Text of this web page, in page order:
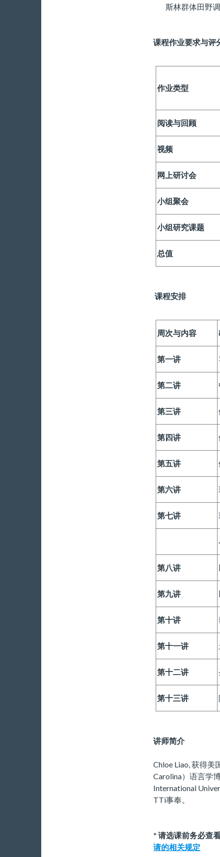
斯林群体田野
课程作业要求与评
作业类型
阅读与回顾
视频
网上研讨会
小组聚会
小组研究课题
总值
课程安排
周次与内容
第一讲
第二讲
第三讲
第四讲
第五讲
第六讲
第七讲
第八讲
第九讲
第十讲
第十一讲
第十二讲
第十三讲
讲师简介
Chloe Liao, 获得美
Carolina）语言学
International
TTi事奉。
* 请选课前务必查
请的相关规定